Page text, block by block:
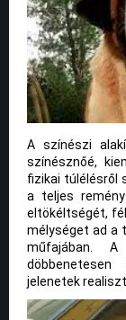
A színészi
színésznőé,
fizikai túlélésről
a teljes
eltökéltségét,
mélységet ad a
műfajában.
jelenetek